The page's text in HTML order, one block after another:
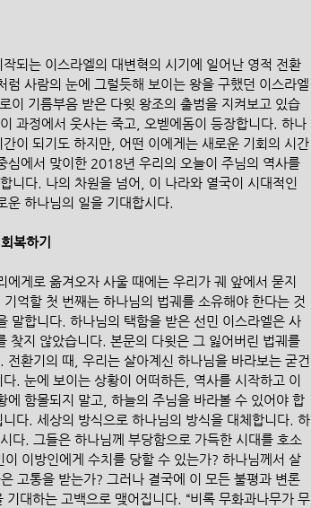
되는 이스라엘의 대변혁의 시기에 일어난 영적 전환
사람의 눈에 그럴듯해 보이는 왕을 구했던 이스라엘
이 기름부음 받은 다윗 왕조의 출범을 지켜보고 있습
과정에서 웃사는 죽고, 오벧에돔이 등장합니다. 하나
이 되기도 하지만, 어떤 이에게는 새로운 기회의 시간
심에서 맞이한 2018년 우리의 오늘이 주님의 역사를
니다. 나의 차원을 넘어, 이 나라와 열국이 시대적인
하나님의 일을 기대합시다.
복하기
게로 옮겨오자 사울 때에는 우리가 궤 앞에서 묻지
억할 첫 번째는 하나님의 법궤를 소유해야 한다는 것
말합니다. 하나님의 택함을 받은 선민 이스라엘은 사
찾지 않았습니다. 본문의 다윗은 그 잃어버린 법궤를
환기의 때, 우리는 살아계신 하나님을 바라보는 굳건
. 눈에 보이는 상황이 어떠하든, 역사를 시작하고 이
함몰되지 말고, 하늘의 주님을 바라볼 수 있어야 합
다. 세상의 방식으로 하나님의 방식을 대체합니다. 하
다. 그들은 하나님께 부당함으로 가득한 시대를 호소
이방인에게 수치를 당할 수 있는가? 하나님께서 살
고통을 받는가? 그러나 결국에 이 모든 불평과 변론
대하는 고백으로 맺어집니다. “비록 무화과나무가 무